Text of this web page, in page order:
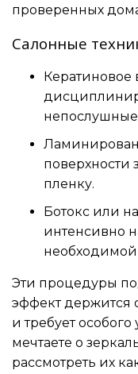
проверенных
Салонные
поверхности
пленку.
Ботокс или
интенсивно
необходимой
Эти процедуры
эффект держится
и требует
мечтаете о
рассмотреть их